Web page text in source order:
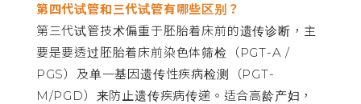
第四代试管和三代试管有哪些区别？
第三代试管技术偏重于胚胎着床前的遗传诊断，主
要是要透过胚胎着床前染色体筛检（PGT-A /
PGS）及单一基因遗传性疾病检测（PGT-
M/PGD）来防止遗传疾病传递。适合高龄产妇，